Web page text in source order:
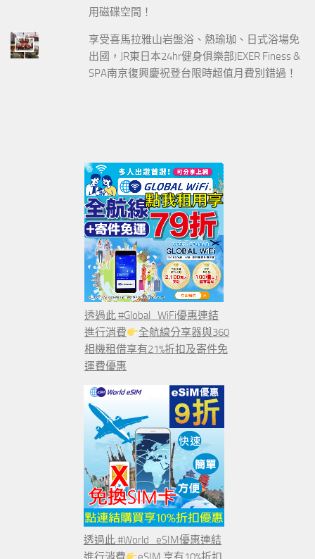
用磁碟空間！
享受喜馬拉雅山岩盤浴、熱瑜珈、日式浴場免
出國，JR東日本24hr健身俱樂部JEXER Finess &
SPA南京復興慶祝登台限時超值月費別錯過！
透過此 #Global_WiFi優惠連結
進行消費
全航線分享器與360
相機租借享有21%折扣及寄件免
運費優惠
透過此 #World_eSIM優惠連結